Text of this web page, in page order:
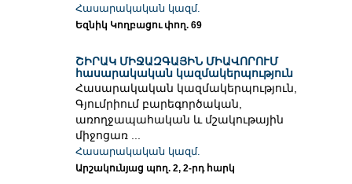
Հասարակական կազմ.
Եզնիկ Կողբացու փող. 69
ՇԻՐԱԿ ՄԻՋԱԶԳԱՅԻՆ ՄԻԱՎՈՐՈՒՄ
հասարակական կազմակերպություն
Հասարակական կազմակերպություն,
Գյումրիում բարեգործական,
առողջապահական և մշակութային
միջոցառ ...
Հասարակական կազմ.
Արշակունյաց պող. 2, 2-րդ հարկ